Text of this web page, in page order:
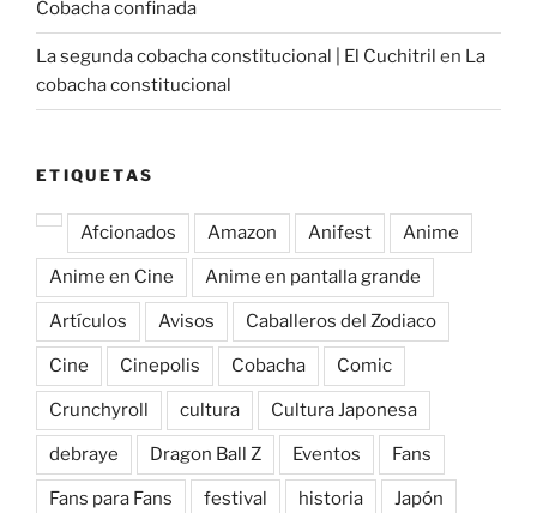
Cobacha confinada
La segunda cobacha constitucional | El Cuchitril en La
cobacha constitucional
ETIQUETAS
Afcionados Amazon Anifest Anime
Anime en Cine Anime en pantalla grande
Artículos Avisos Caballeros del Zodiaco
Cine Cinepolis Cobacha Comic
Crunchyroll cultura Cultura Japonesa
debraye Dragon Ball Z Eventos Fans
Fans para Fans festival historia Japón